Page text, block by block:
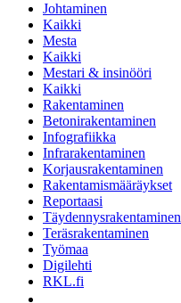
Johtaminen
Kaikki
Mesta
Kaikki
Mestari & insinööri
Kaikki
Rakentaminen
Betonirakentaminen
Infografiikka
Infrarakentaminen
Korjausrakentaminen
Rakentamismääräykset
Reportaasi
Täydennysrakentaminen
Teräsrakentaminen
Työmaa
Digilehti
RKL.fi